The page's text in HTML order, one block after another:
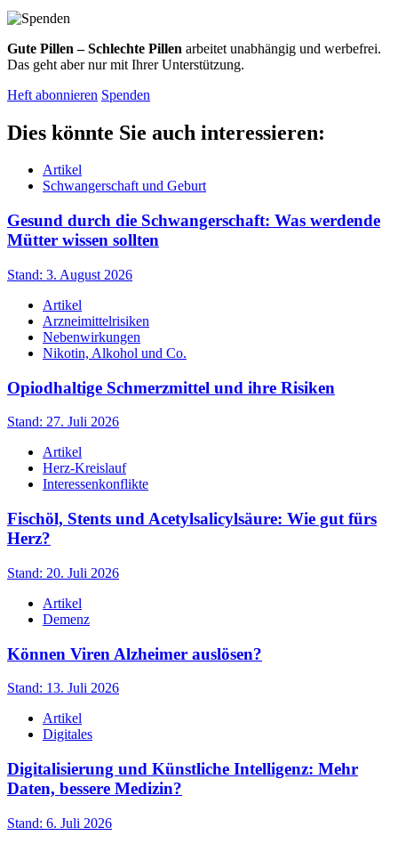
Gute Pillen – Schlechte Pillen arbeitet unabhängig und werbefrei.
Das geht aber nur mit Ihrer Unterstützung.
Heft abonnieren Spenden
Dies könnte Sie auch interessieren:
Artikel
Schwangerschaft und Geburt
Gesund durch die Schwangerschaft: Was werdende
Mütter wissen sollten
Stand: 3. August 2026
Artikel
Arzneimittelrisiken
Nebenwirkungen
Nikotin, Alkohol und Co.
Opiodhaltige Schmerzmittel und ihre Risiken
Stand: 27. Juli 2026
Artikel
Herz-Kreislauf
Interessenkonflikte
Fischöl, Stents und Acetylsalicylsäure: Wie gut fürs
Herz?
Stand: 20. Juli 2026
Artikel
Demenz
Können Viren Alzheimer auslösen?
Stand: 13. Juli 2026
Artikel
Digitales
Digitalisierung und Künstliche Intelligenz: Mehr
Daten, bessere Medizin?
Stand: 6. Juli 2026